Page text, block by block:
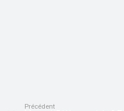
Précédent